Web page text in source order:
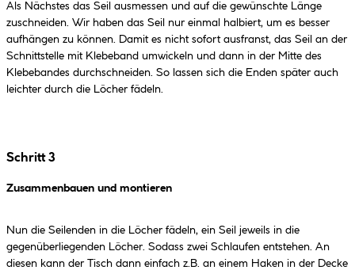
Als Nächstes das Seil ausmessen und auf die gewünschte Länge
zuschneiden. Wir haben das Seil nur einmal halbiert, um es besser
aufhängen zu können. Damit es nicht sofort ausfranst, das Seil an der
Schnittstelle mit Klebeband umwickeln und dann in der Mitte des
Klebebandes durchschneiden. So lassen sich die Enden später auch
leichter durch die Löcher fädeln.
Schritt 3
Zusammenbauen und montieren
Nun die Seilenden in die Löcher fädeln, ein Seil jeweils in die
gegenüberliegenden Löcher. Sodass zwei Schlaufen entstehen. An
diesen kann der Tisch dann einfach z.B. an einem Haken in der Decke